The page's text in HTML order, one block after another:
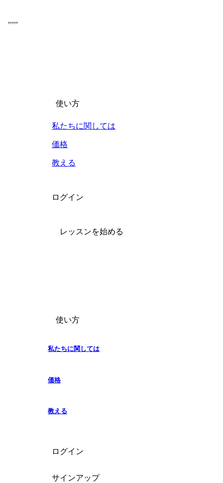
,,,,,
使い方
私たちに関しては
価格
教える
ログイン
レッスンを始める
使い方
私たちに関しては
価格
教える
ログイン
サインアップ